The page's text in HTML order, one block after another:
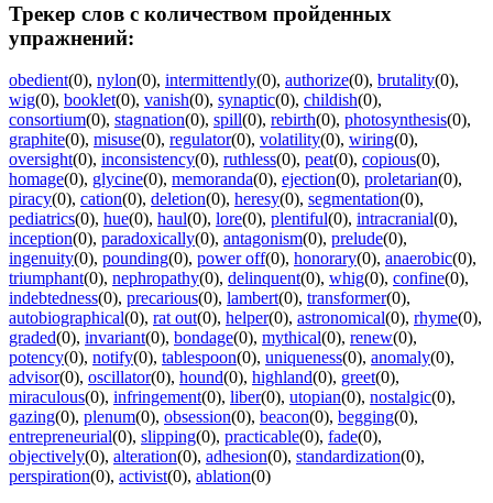
Трекер слов с количеством пройденных
упражнений:
obedient(0), nylon(0), intermittently(0), authorize(0), brutality(0),
wig(0), booklet(0), vanish(0), synaptic(0), childish(0),
consortium(0), stagnation(0), spill(0), rebirth(0), photosynthesis(0),
graphite(0), misuse(0), regulator(0), volatility(0), wiring(0),
oversight(0), inconsistency(0), ruthless(0), peat(0), copious(0),
homage(0), glycine(0), memoranda(0), ejection(0), proletarian(0),
piracy(0), cation(0), deletion(0), heresy(0), segmentation(0),
pediatrics(0), hue(0), haul(0), lore(0), plentiful(0), intracranial(0),
inception(0), paradoxically(0), antagonism(0), prelude(0),
ingenuity(0), pounding(0), power off(0), honorary(0), anaerobic(0),
triumphant(0), nephropathy(0), delinquent(0), whig(0), confine(0),
indebtedness(0), precarious(0), lambert(0), transformer(0),
autobiographical(0), rat out(0), helper(0), astronomical(0), rhyme(0),
graded(0), invariant(0), bondage(0), mythical(0), renew(0),
potency(0), notify(0), tablespoon(0), uniqueness(0), anomaly(0),
advisor(0), oscillator(0), hound(0), highland(0), greet(0),
miraculous(0), infringement(0), liber(0), utopian(0), nostalgic(0),
gazing(0), plenum(0), obsession(0), beacon(0), begging(0),
entrepreneurial(0), slipping(0), practicable(0), fade(0),
objectively(0), alteration(0), adhesion(0), standardization(0),
perspiration(0), activist(0), ablation(0)